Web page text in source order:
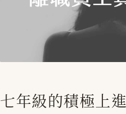
七年級的積極上進